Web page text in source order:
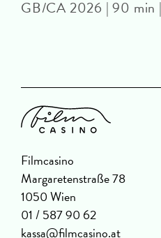
GB/CA 2026 | 90 min
Filmcasino
Margaretenstraße 78
1050 Wien
01 / 587 90 62
kassa@filmcasino.at